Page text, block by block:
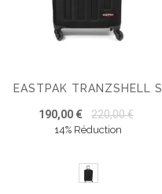
EASTPAK TRANZSHELL S
190,00 € 220,00 €
14% Réduction